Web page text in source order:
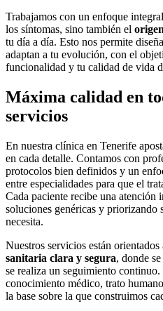
Trabajamos con un enfoque
los síntomas, sino también el
tu día a día. Esto nos permite
adaptan a tu evolución, con el
funcionalidad y tu calidad de vida
Máxima calidad en
servicios
En nuestra clínica en Tenerife
en cada detalle. Contamos con
protocolos bien definidos y un
entre especialidades para que el
Cada paciente recibe una
soluciones genéricas y priorizando
necesita.
Nuestros servicios están orientados
sanitaria clara y segura, donde
se realiza un seguimiento
conocimiento médico, trato
la base sobre la que construimos